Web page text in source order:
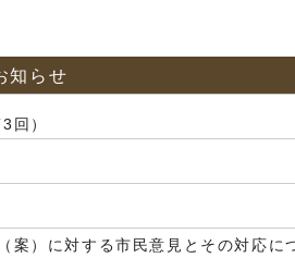
知らせ
回）
案）に対する市民意見とその対応に